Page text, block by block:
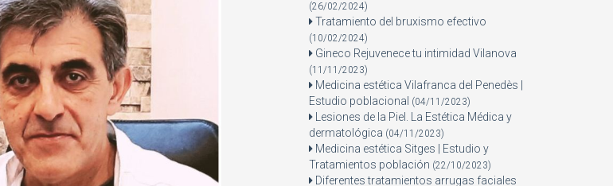
(26/02/2024)
Tratamiento del bruxismo efectivo
(10/02/2024)
Gineco Rejuvenece tu intimidad Vilanova
(11/11/2023)
Medicina estética Vilafranca del Penedès |
Estudio poblacional (04/11/2023)
Lesiones de la Piel. La Estética Médica y
dermatológica (04/11/2023)
Medicina estética Sitges | Estudio y
Tratamientos población (22/10/2023)
Diferentes tratamientos arrugas faciales